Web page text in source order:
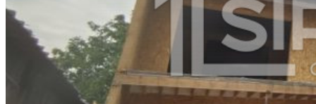
Магнитогорск
Сургут
Брянск
Якутск
Иваново
Владимир
Симферополь
Нижний Тагил